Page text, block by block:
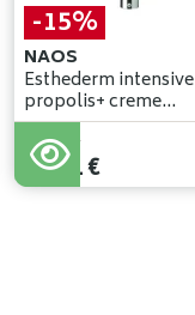
-15%
NAOS
Esthederm intensive
propolis+ creme
perfect. 30ml
49,90 €
42,41€